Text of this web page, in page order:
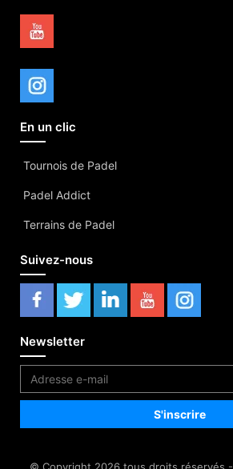
En un clic
Tournois de Padel
Padel Addict
Terrains de Padel
Suivez-nous
Newsletter